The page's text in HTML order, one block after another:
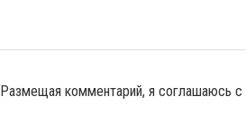
Размещая комментарий, я соглашаюсь с